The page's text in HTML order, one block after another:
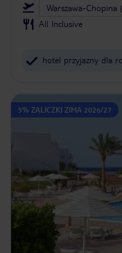
Warszawa-Chopina
All Inclusive
hotel przyjazny dla
5% ZALICZKI ZIMA 2026/27